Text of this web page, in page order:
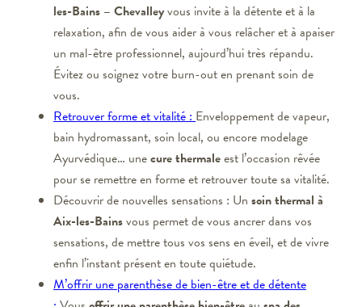
les-Bains – Chevalleyvous invite à la détente et à la
relaxation, afin de vous aider à vous relâcher et à apaiser
un mal-être professionnel, aujourd’hui très répandu.
Évitez ou soignez votre burn-out en prenant soin de
vous.
Retrouver forme et vitalité : Enveloppement de vapeur,
bain hydromassant, soin local, ou encore modelage
Ayurvédique… unecure thermaleest l’occasion rêvée
pour se remettre en forme et retrouver toute sa vitalité.
Découvrir de nouvelles sensations : Un soin thermal à
Aix-les-Bainsvous permet de vous ancrer dans vos
sensations, de mettre tous vos sens en éveil, et de vivre
enfin l’instant présent en toute quiétude.
M’offrir une parenthèse de bien-être et de détente